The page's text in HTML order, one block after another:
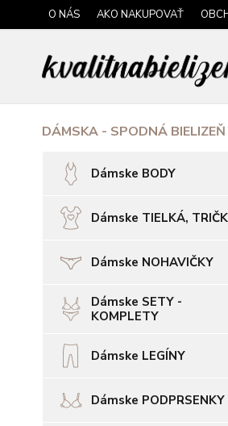
O NÁS AKO NAKUPOVAŤ
DÁMSKA - SPODNÁ BIELIZEŇ
Dámske BODY
Dámske TIELKÁ,
Dámske NOHAVIČKY
Dámske SETY -
KOMPLETY
Dámske LEGÍNY
Dámske PODPRSENKY